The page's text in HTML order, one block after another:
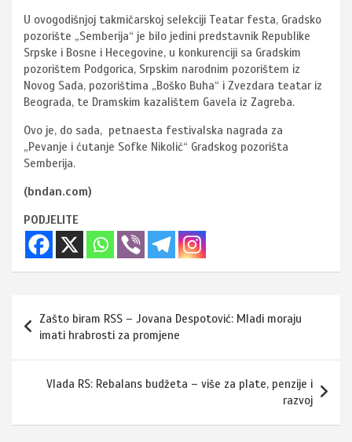
U ovogodišnjoj takmičarskoj selekciji Teatar festa, Gradsko
pozorište „Semberija“ je bilo jedini predstavnik Republike
Srpske i Bosne i Hecegovine, u konkurenciji sa Gradskim
pozorištem Podgorica, Srpskim narodnim pozorištem iz
Novog Sada, pozorištima „Boško Buha“ i Zvezdara teatar iz
Beograda, te Dramskim kazalištem Gavela iz Zagreba.
Ovo je, do sada, petnaesta festivalska nagrada za
„Pevanje i ćutanje Sofke Nikolić“ Gradskog pozorišta
Semberija.
(bndan.com)
PODJELITE
Navigacija
članaka
Zašto biram RSS – Jovana Despotović: Mladi moraju
imati hrabrosti za promjene
Vlada RS: Rebalans budžeta – više za plate, penzije i
razvoj